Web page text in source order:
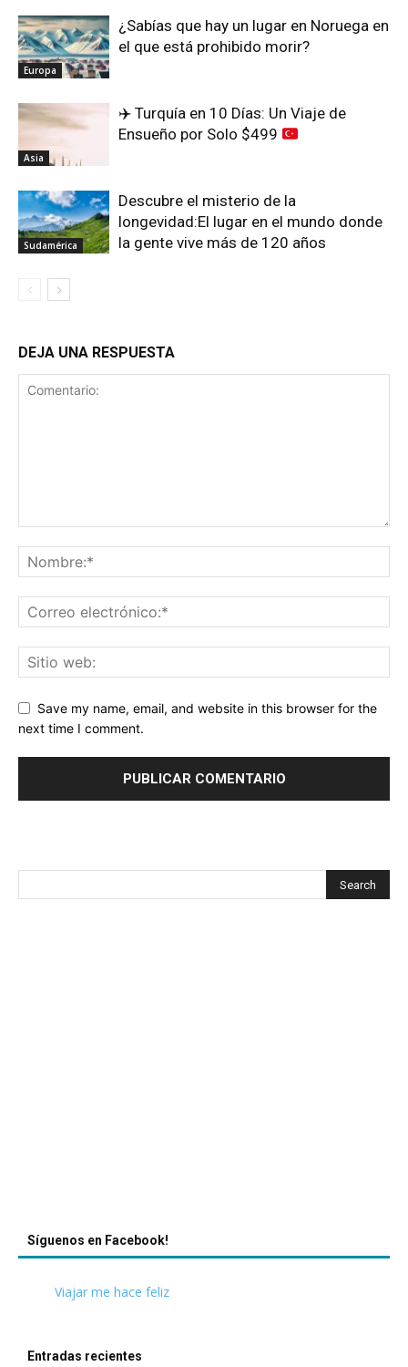
Europa
¿Sabías que hay un lugar en Noruega en
el que está prohibido morir?
Asia
✈️ Turquía en 10 Días: Un Viaje de
Ensueño por Solo $499
Sudamérica
Descubre el misterio de la
longevidad:El lugar en el mundo donde
la gente vive más de 120 años
DEJA UNA RESPUESTA
Save my name, email, and website in this browser for the
next time I comment.
Síguenos en Facebook!
Viajar me hace feliz
Entradas recientes